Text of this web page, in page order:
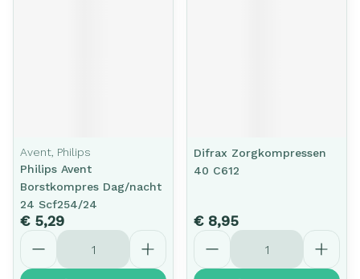
Avent, Philips
Philips Avent
Borstkompres Dag/nacht
24 Scf254/24
€ 5,29
Aantal
Difrax Zorgkompressen
40 C612
€ 8,95
Aantal